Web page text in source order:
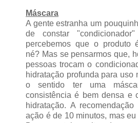
Máscara
A gente estranha um
de constar
percebemos que o produto
né? Mas se pensarmos que,
pessoas trocam o
hidratação profunda para uso
o sentido ter uma
consistência é bem densa e
hidratação. A
ação é de 10 minutos, mas